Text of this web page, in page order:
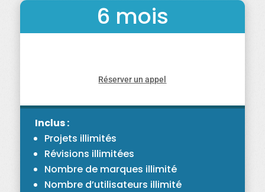
6 mois
Réserver un appel
Inclus :
Projets illimités
Révisions illimitées
Nombre de marques illimité
Nombre d’utilisateurs illimité